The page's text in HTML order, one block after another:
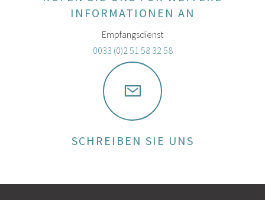
INFORMATIONEN AN
Empfangsdienst
0033 (0)2 51 58 32 58
SCHREIBEN SIE UNS